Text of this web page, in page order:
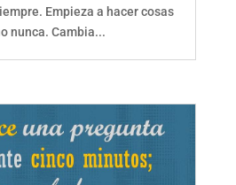
Empieza a hacer cosas
nunca. Cambia...